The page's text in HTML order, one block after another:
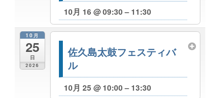
10月 16 @ 09:30 – 11:30
10月
25
日
2026
佐久島太鼓フェスティバ
ル
10月 25 @ 10:00 – 13:30